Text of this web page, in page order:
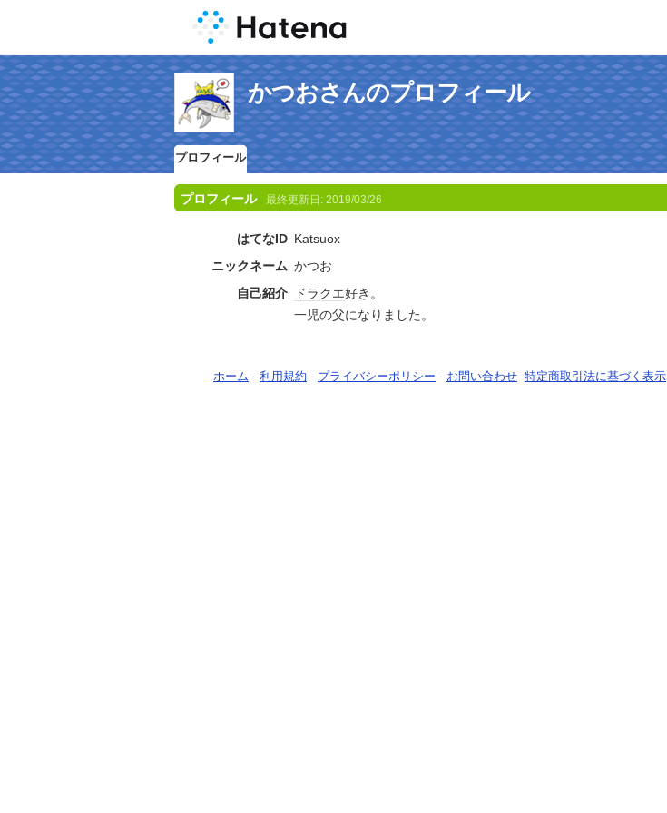
かつおさんのプロフィール
プロフィール
プロフィール 最終更新日: 2019/03/26
はてなID Katsuox
ニックネーム かつお
自己紹介
ドラクエ好き。
一児の父になりました。
ホーム - 利用規約 - プライバシーポリシー - お問い合わせ- 特定商取引法に基づく表示